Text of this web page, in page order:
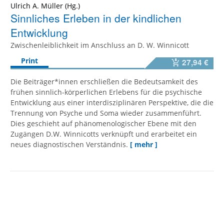
Ulrich A. Müller
Sinnliches Erleben in der kindlichen
Entwicklung
Zwischenleiblichkeit im Anschluss an D. W. Winnicott
Print
27,94 €
Die Beiträger*innen erschließen die Bedeutsamkeit des
frühen sinnlich-körperlichen Erlebens für die psychische
Entwicklung aus einer interdisziplinären Perspektive, die die
Trennung von Psyche und Soma wieder zusammenführt.
Dies geschieht auf phänomenologischer Ebene mit den
Zugängen D.W. Winnicotts verknüpft und erarbeitet ein
neues diagnostischen Verständnis. [ mehr ]